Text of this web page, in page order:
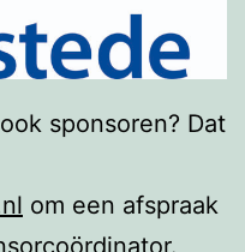
sponsoren? Dat
om een afspraak